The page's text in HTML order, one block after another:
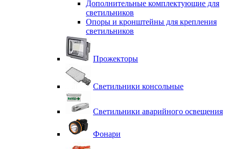
Дополнительные комплектующие для
светильников
Опоры и кронштейны для крепления
светильников
Прожекторы
Светильники консольные
Светильники аварийного освещения
Фонари